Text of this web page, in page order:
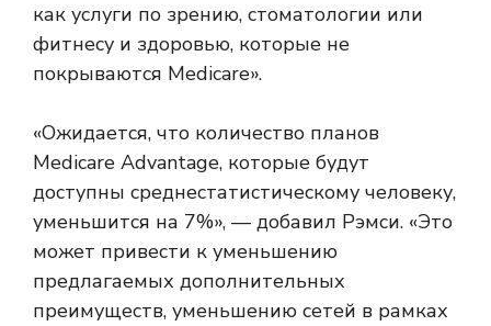
как услуги по зрению, стоматологии или
фитнесу и здоровью, которые не
покрываются Medicare».
«Ожидается, что количество планов
Medicare Advantage, которые будут
доступны среднестатистическому человеку,
уменьшится на 7%», — добавил Рэмси. «Это
может привести к уменьшению
предлагаемых дополнительных
преимуществ, уменьшению сетей в рамках